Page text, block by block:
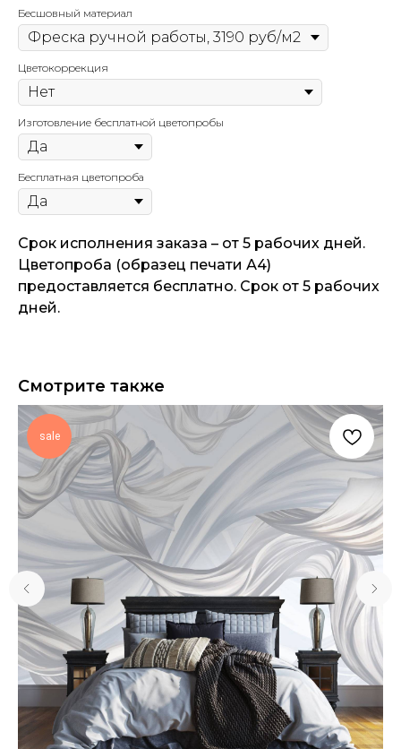
Бесшовный материал
Цветокоррекция
Изготовление бесплатной цветопробы
Бесплатная цветопроба
Срок исполнения заказа – от 5 рабочих дней.
Цветопроба (образец печати А4)
предоставляется бесплатно. Срок от 5 рабочих
дней.
Смотрите также
sale